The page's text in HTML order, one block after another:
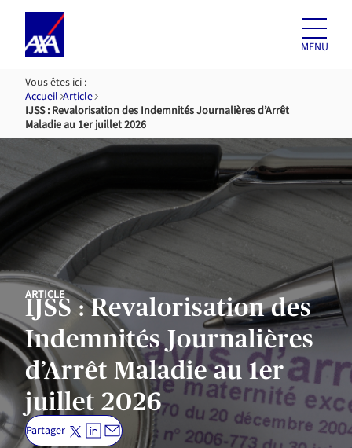
Aller au
contenu
MENU
Vous êtes ici :
Accueil Article
IJSS : Revalorisation des Indemnités Journalières d’Arrêt
Maladie au 1er juillet 2026
ARTICLE
IJSS : Revalorisation des
Indemnités Journalières
d’Arrêt Maladie au 1er
juillet 2026
Partager